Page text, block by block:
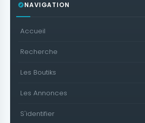
NAVIGATION
Accueil
Recherche
Les Boutiks
Les Annonces
S'identifier